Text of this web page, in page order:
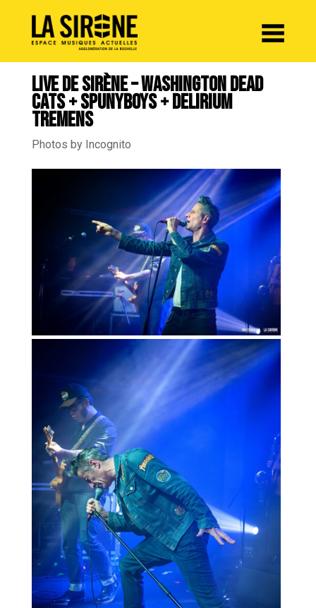
LIVE DE SIRÈNE – WASHINGTON DEAD
CATS + SPUNYBOYS + DELIRIUM
TREMENS
Photos by Incognito